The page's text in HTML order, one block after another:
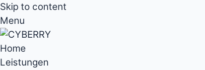
Skip to content
Menu
Home
Leistungen